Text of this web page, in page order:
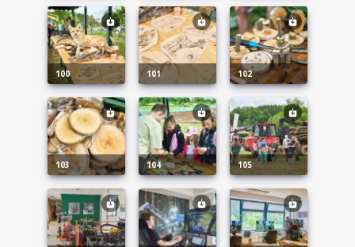
100 101 102
103 104 105